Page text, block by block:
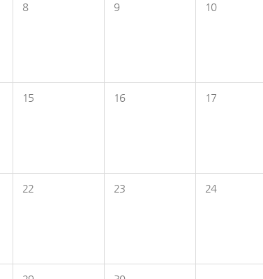
8 9 10
15 16 17
22 23 24